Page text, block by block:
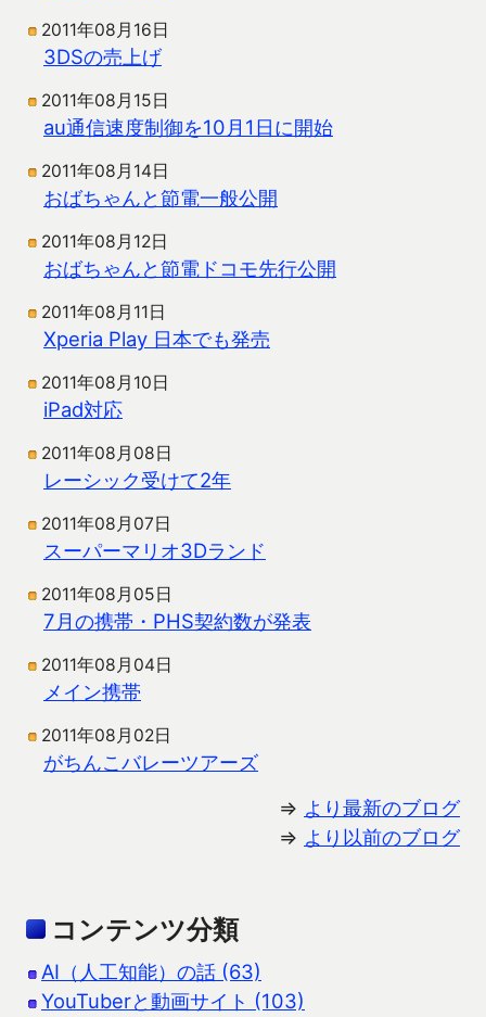
2011年08月16日
3DSの売上げ
2011年08月15日
au通信速度制御を10月1日に開始
2011年08月14日
おばちゃんと節電一般公開
2011年08月12日
おばちゃんと節電ドコモ先行公開
2011年08月11日
Xperia Play 日本でも発売
2011年08月10日
iPad対応
2011年08月08日
レーシック受けて2年
2011年08月07日
スーパーマリオ3Dランド
2011年08月05日
7月の携帯・PHS契約数が発表
2011年08月04日
メイン携帯
2011年08月02日
がちんこバレーツアーズ
⇒ より最新のブログ
⇒ より以前のブログ
コンテンツ分類
AI（人工知能）の話 (63)
YouTuberと動画サイト (103)